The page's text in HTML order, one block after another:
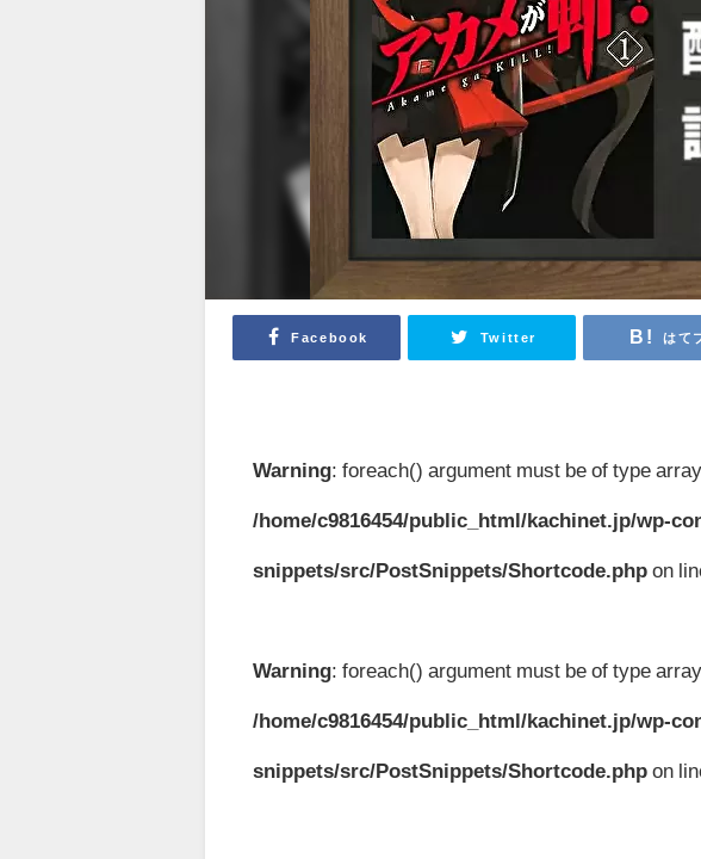
Facebook Twitter はて
Warning: foreach() argument must be of type
/home/c9816454/public_html/kachinet.jp/wp-
snippets/src/PostSnippets/Shortcode.php on
Warning: foreach() argument must be of type
/home/c9816454/public_html/kachinet.jp/wp-
snippets/src/PostSnippets/Shortcode.php on